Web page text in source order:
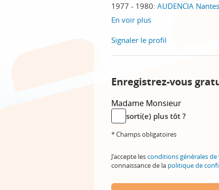
1977 - 1980: AUDENCIA
En voir plus
Signaler le profil
Enregistrez-vous
Madame Monsieur
sorti(e) plus tôt ?
* Champs obligatoires
J'accepte lesconditions générales
connaissance de la politique de